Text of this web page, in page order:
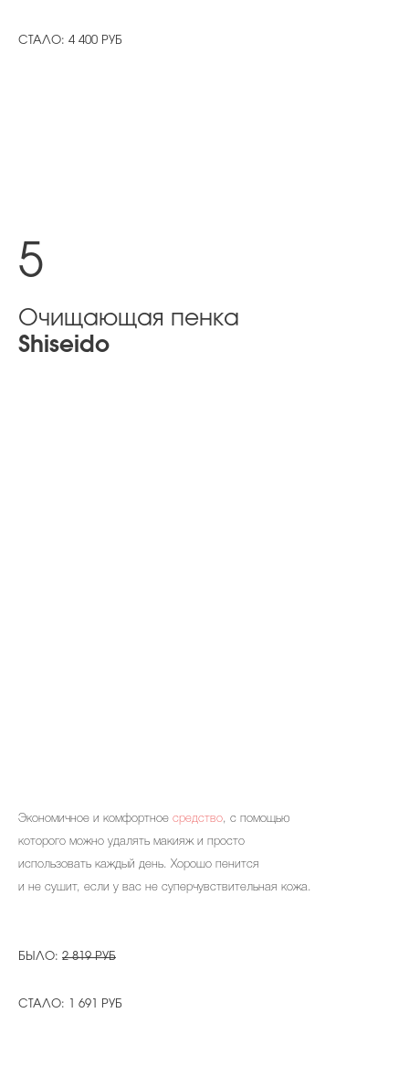
СТАЛО: 4 400 РУБ
5
Очищающая пенка
Shiseido
Экономичное и комфортное средство, с помощью
которого можно удалять макияж и просто
использовать каждый день. Хорошо пенится
и не сушит, если у вас не суперчувствительная кожа.
БЫЛО: 2 819 РУБ
СТАЛО: 1 691 РУБ